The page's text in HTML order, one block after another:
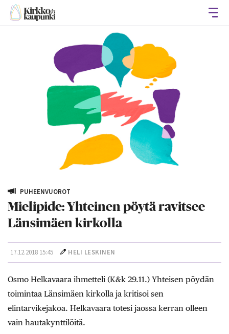
PUHEENVUOROT
Mielipide: Yhteinen pöytä ravitsee
Länsimäen kirkolla
17.12.2018 15:45 HELI LESKINEN
Osmo Helkavaara ihmetteli (K&k 29.11.) Yhteisen pöydän
toimintaa Länsimäen kirkolla ja kritisoi sen
elintarvikejakoa. Helkavaara totesi jaossa kerran olleen
vain hautakynttilöitä.